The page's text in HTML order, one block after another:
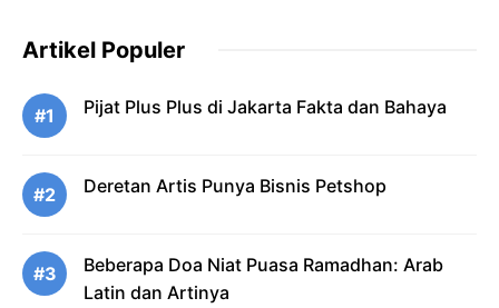
Artikel Populer
#1 Pijat Plus Plus di Jakarta Fakta dan Bahaya
#2 Deretan Artis Punya Bisnis Petshop
#3
Beberapa Doa Niat Puasa Ramadhan: Arab
Latin dan Artinya